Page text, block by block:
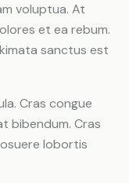
voluptua. At
et ea rebum.
sanctus est
Cras congue
bibendum. Cras
lobortis